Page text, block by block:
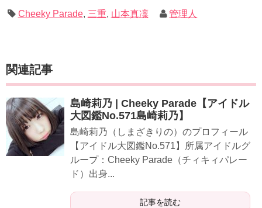
Cheeky Parade, 三重, 山本真凜 管理人
関連記事
島崎莉乃 | Cheeky Parade【アイドル
大図鑑No.571島崎莉乃】
島崎莉乃（しまざきりの）のプロフィール
【アイドル大図鑑No.571】所属アイドルグ
ループ：Cheeky Parade（チィキィパレー
ド）出身...
記事を読む